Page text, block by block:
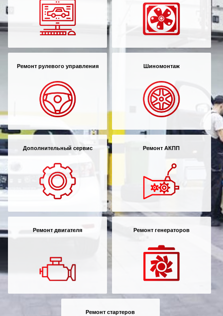
Ремонт рулевого управления Шиномонтаж
Дополнительный сервис Ремонт АКПП
Ремонт двигателя Ремонт генераторов
Ремонт стартеров